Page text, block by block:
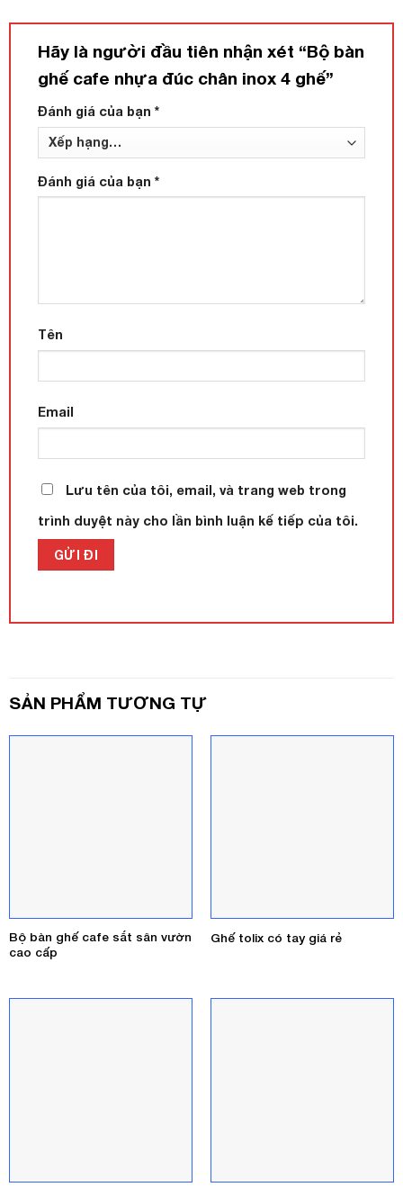
Hãy là người đầu tiên nhận xét “Bộ bàn
ghế cafe nhựa đúc chân inox 4 ghế”
Đánh giá của bạn *
Đánh giá của bạn *
Tên
Email
Lưu tên của tôi, email, và trang web trong
trình duyệt này cho lần bình luận kế tiếp của tôi.
SẢN PHẨM TƯƠNG TỰ
Bộ bàn ghế cafe sắt sân vườn
cao cấp
Ghế tolix có tay giá rẻ